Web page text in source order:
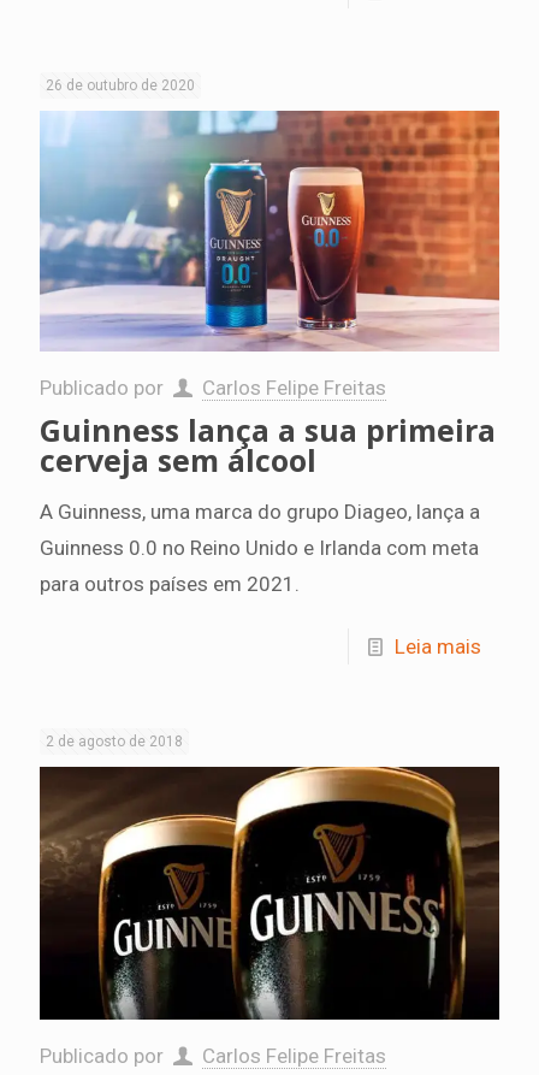
26 de outubro de 2020
Publicado por Carlos Felipe Freitas
Guinness lança a sua primeira
cerveja sem álcool
A Guinness, uma marca do grupo Diageo, lança a
Guinness 0.0 no Reino Unido e Irlanda com meta
para outros países em 2021.
Leia mais
2 de agosto de 2018
Publicado por Carlos Felipe Freitas